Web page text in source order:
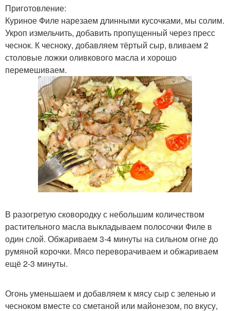
Приготовление:
Куриное Филе нарезаем длинными кусочками, мы солим.
Укроп измельчить, добавить пропущенный через пресс
чеснок. К чесноку, добавляем тёртый сыр, вливаем 2
столовые ложки оливкового масла и хорошо
перемешиваем.
В разогретую сковородку с небольшим количеством
растительного масла выкладываем полосочки Филе в
один слой. Обжариваем 3-4 минуты на сильном огне до
румяной корочки. Мясо переворачиваем и обжариваем
ещё 2-3 минуты.
Огонь уменьшаем и добавляем к мясу сыр с зеленью и
чесноком вместе со сметаной или майонезом, по вкусу,